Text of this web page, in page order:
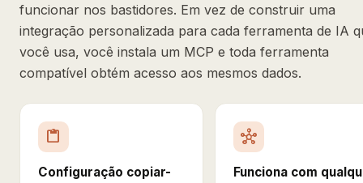
funcionar nos bastidores. Em vez de construir uma
integração personalizada para cada ferramenta de IA
você usa, você instala um MCP e toda ferramenta
compatível obtém acesso aos mesmos dados.
content_paste
Configuração copiar-
hub
Funciona com